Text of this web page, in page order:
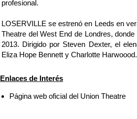
profesional.
LOSERVILLE se estrenó en Leeds en
Theatre del West End de Londres,
2013. Dirigido por Steven Dexter, el
Eliza Hope Bennett y Charlotte Harwoood.
Enlaces de Interés
Página web oficial del Union Theatre